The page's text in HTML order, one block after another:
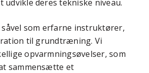
udvikle deres tekniske niveau.
som erfarne instruktører,
til grundtræning. Vi
opvarmningsøvelser, som
sammensætte et